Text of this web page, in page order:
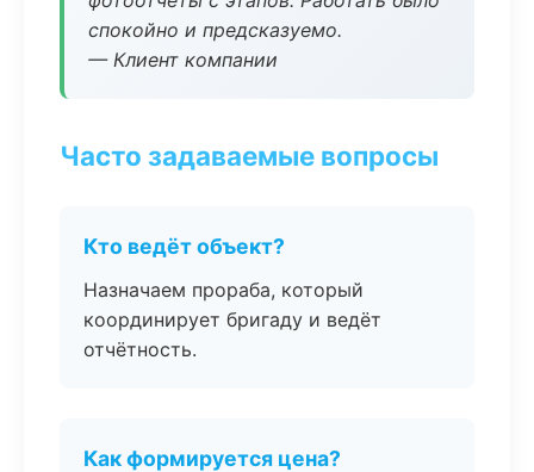
спокойно и предсказуемо.
— Клиент компании
Часто задаваемые вопросы
Кто ведёт объект?
Назначаем прораба, который
координирует бригаду и ведёт
отчётность.
Как формируется цена?